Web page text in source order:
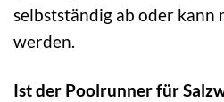
selbstständig ab oder kann
werden.
Ist der Poolrunner für